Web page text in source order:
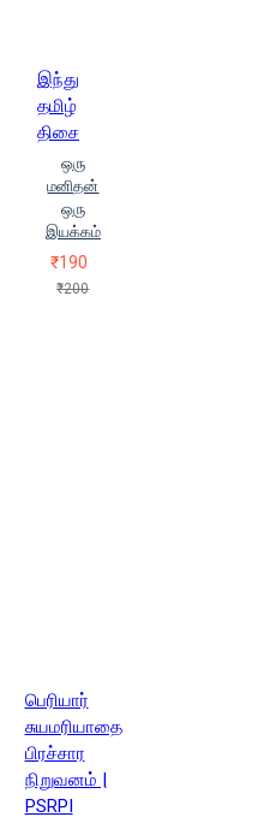
இந்து
தமிழ்
திசை
ஒரு
மனிதன்
ஒரு
இயக்கம்
₹190
₹200
பெரியார்
சுயமரியாதை
பிரச்சார
நிறுவனம் |
PSRPI